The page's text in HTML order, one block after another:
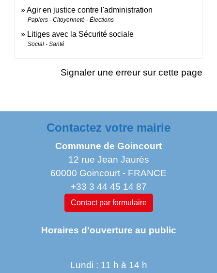
Agir en justice contre l'administration
Papiers - Citoyenneté - Élections
Litiges avec la Sécurité sociale
Social - Santé
Signaler une erreur sur cette page
Contactez votre mairie
Commune de Goincourt
12 rue Jean Jaurès
60000 Goincourt - FRANCE
+33 3 44 45 14 87
Contact par formulaire
Horaires d'ouverture au public
Lundi : 11 h à 14 h